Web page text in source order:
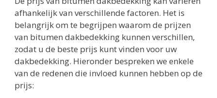
afhankelijk van verschillende factoren. Het is
belangrijk om te begrijpen waarom de prijzen
van bitumen dakbedekking kunnen verschillen,
zodat u de beste prijs kunt vinden voor uw
dakbedekking. Hieronder bespreken we enkele
van de redenen die invloed kunnen hebben op de
prijs: